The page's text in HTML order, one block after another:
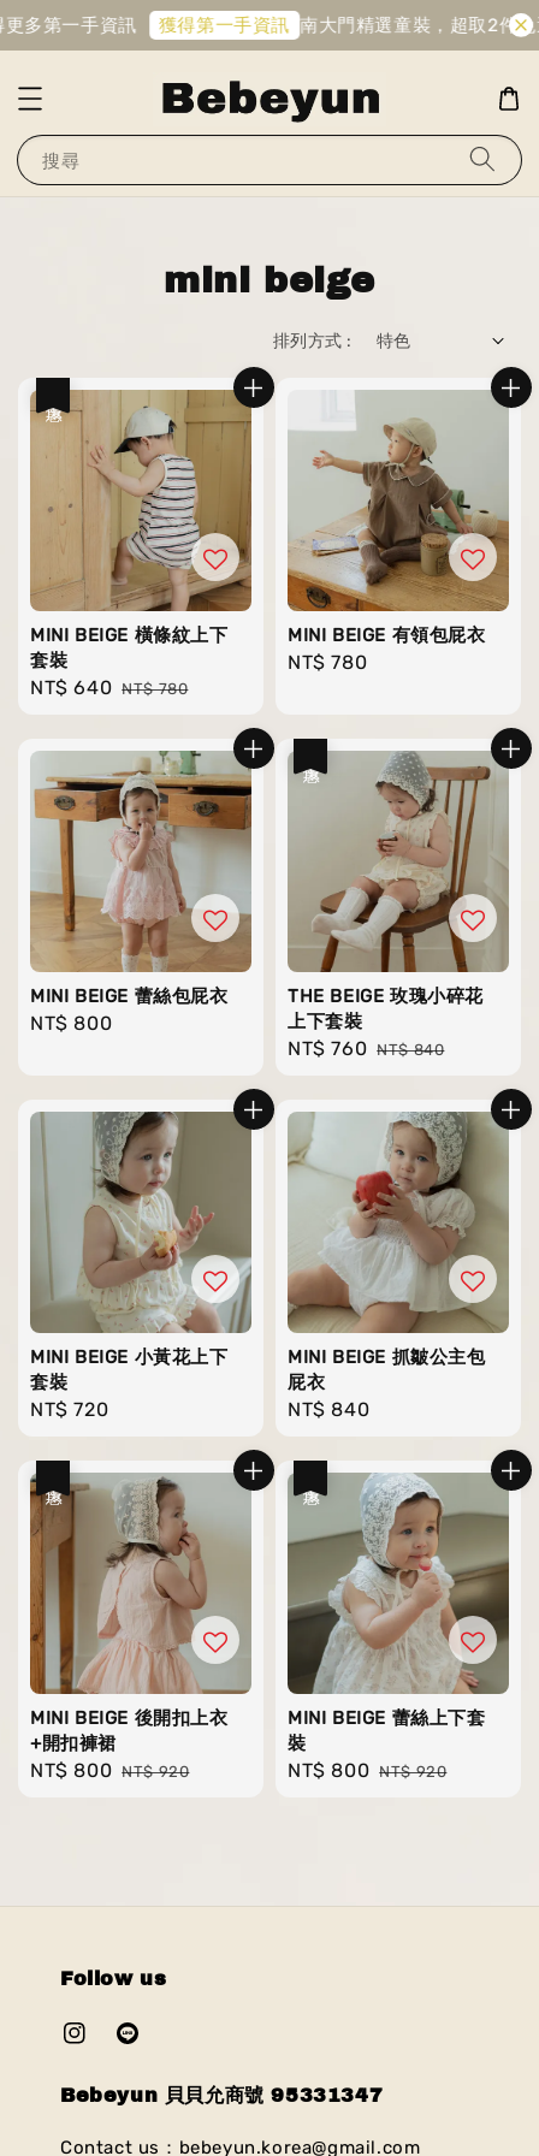
多第一手資訊 獲得第一手資訊 南大門精選童裝，超取2件免
搜尋
mini beige
排列方式 :
MINI BEIGE 橫條紋上下
套裝
Sale
NT$ 640 Regular
NT$ 780
MINI BEIGE 有領包屁衣
Regular
NT$ 780
MINI BEIGE 蕾絲包屁衣
Regular
NT$ 800
THE BEIGE 玫瑰小碎花
上下套裝
Sale
NT$ 760 Regular
NT$ 840
MINI BEIGE 小黃花上下
套裝
Regular
NT$ 720
MINI BEIGE 抓皺公主包
屁衣
Regular
NT$ 840
MINI BEIGE 後開扣上衣
+開扣褲裙
Sale
NT$ 800 Regular
NT$ 920
MINI BEIGE 蕾絲上下套
裝
Sale
NT$ 800 Regular
NT$ 920
Follow us
Bebeyun 貝貝允商號 95331347
Contact us：bebeyun.korea@gmail.com